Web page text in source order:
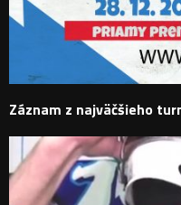
Záznam z najväčšieho